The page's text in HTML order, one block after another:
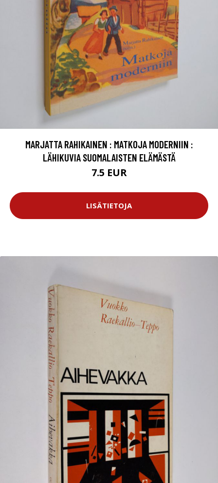
MARJATTA RAHIKAINEN : MATKOJA MODERNIIN :
LÄHIKUVIA SUOMALAISTEN ELÄMÄSTÄ
7.5 EUR
LISÄTIETOJA